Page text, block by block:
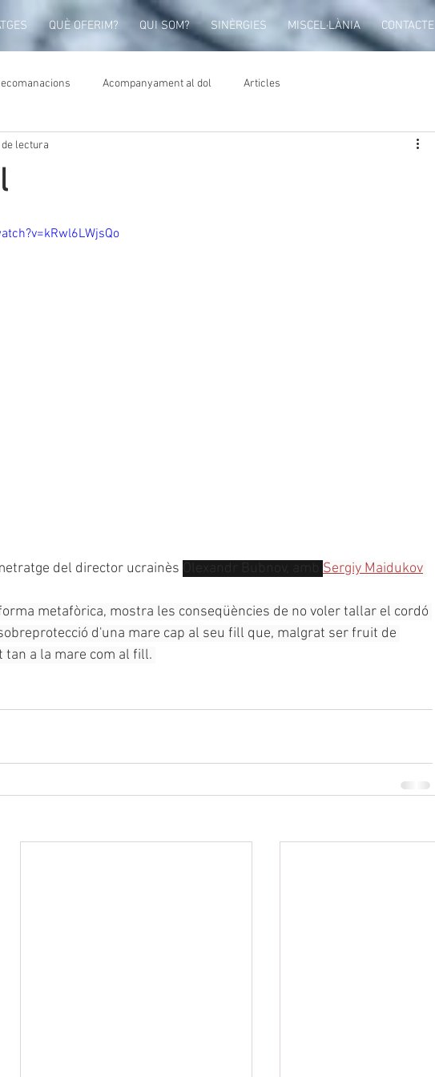
QUÈ OFERIM? QUI SOM? SINÈRGIES MISCEL·LÀNIA CONTACTE
Acompanyament al dol Articles
lectura
del director ucrainès
Sergiy Maidukov
metafòrica, mostra les conseqüències de no voler tallar el cordó
d'una mare cap al seu fill que, malgrat ser fruit de
tan a la mare com al fill.